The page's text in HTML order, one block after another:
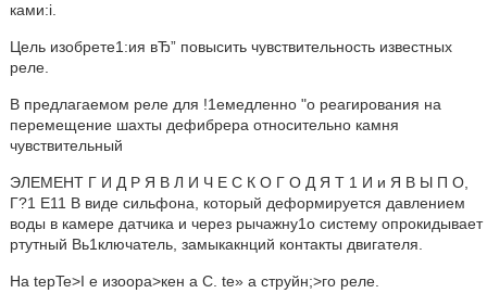
ками:i.
Цель изобрете1:ия вЂ” повысить чувствительность известных
реле.
В предлагаемом реле для !1емедленно "o реагирования на
перемещение шахты дефибрера относительно камня
чувствительный
ЭЛЕМЕНТ Г И Д Р Я В Л И Ч Е С К О Г О Д Я Т 1 И и Я В Ы П О,
Г?1 Е11 В виде сильфона, который деформируется давлением
воды в камере датчика и через рычажну1о систему опрокидывает
ртутный Вь1ключатель, замыкакнций контакты двигателя.
Ha tepTe>I e изоора>кен a C. te» a струйн;>го реле.